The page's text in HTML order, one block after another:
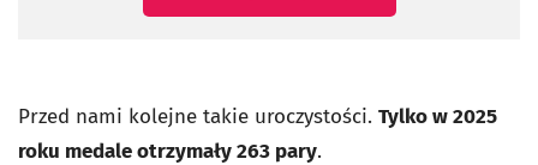
Przed nami kolejne takie uroczystości. Tylko w 2025
roku medale otrzymały 263 pary.